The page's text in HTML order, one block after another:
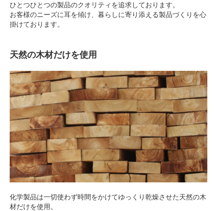
ひとつひとつの製品のクオリティを追求しております。
お客様のニーズに耳を傾け、暮らしに寄り添える製品づくりを心
掛けております。
天然の木材だけを使用
化学製品は一切使わず時間をかけてゆっくり乾燥させた天然の木
材だけを使用。